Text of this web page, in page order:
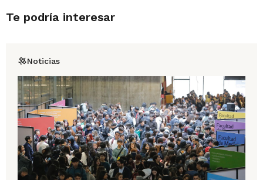
Te podría interesar
Noticias